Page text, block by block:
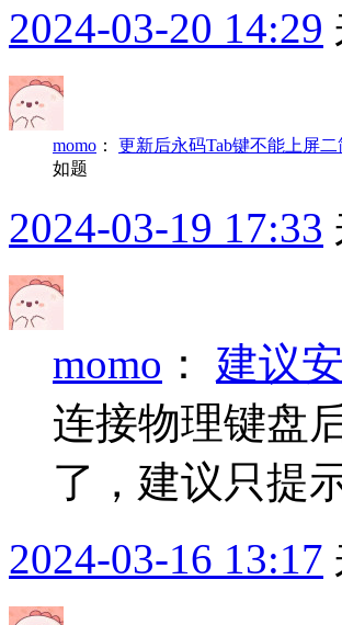
2024-03-20 14:29
momo ： 更新后永码Tab键不能上屏二
如题
2024-03-19 17:33
momo ： 建议
连接物理键盘
了，建议只提
2024-03-16 13:17